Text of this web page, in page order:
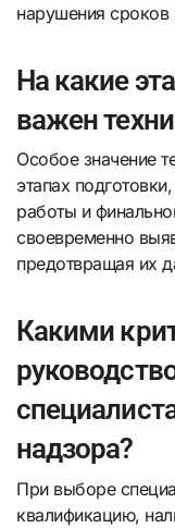
нарушения
На какие
важен
Особое значение
этапах
работы и
своевременно
предотвращая их
Какими
надзора?
При выборе
квалификацию,